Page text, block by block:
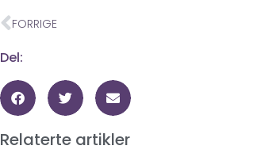
FORRIGE
Del:
Relaterte artikler